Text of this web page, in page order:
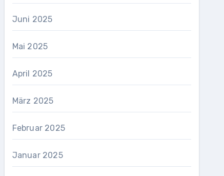
Juni 2025
Mai 2025
April 2025
März 2025
Februar 2025
Januar 2025